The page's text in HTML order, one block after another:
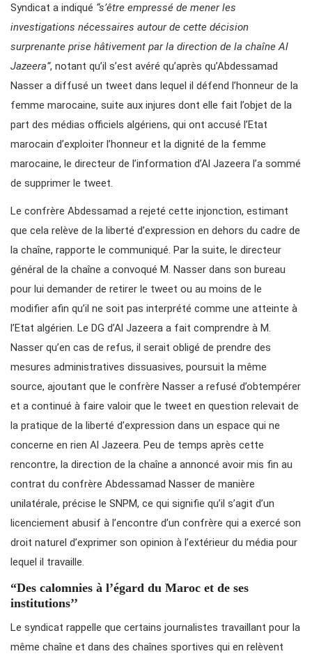
Syndicat a indiqué “s’être empressé de mener les
investigations nécessaires autour de cette décision
surprenante prise hâtivement par la direction de la chaîne Al
Jazeera”, notant qu’il s’est avéré qu’après qu’Abdessamad
Nasser a diffusé un tweet dans lequel il défend l’honneur de la
femme marocaine, suite aux injures dont elle fait l’objet de la
part des médias officiels algériens, qui ont accusé l’Etat
marocain d’exploiter l’honneur et la dignité de la femme
marocaine, le directeur de l’information d’Al Jazeera l’a sommé
de supprimer le tweet.
Le confrère Abdessamad a rejeté cette injonction, estimant
que cela relève de la liberté d’expression en dehors du cadre de
la chaîne, rapporte le communiqué. Par la suite, le directeur
général de la chaîne a convoqué M. Nasser dans son bureau
pour lui demander de retirer le tweet ou au moins de le
modifier afin qu’il ne soit pas interprété comme une atteinte à
l’Etat algérien. Le DG d’Al Jazeera a fait comprendre à M.
Nasser qu’en cas de refus, il serait obligé de prendre des
mesures administratives dissuasives, poursuit la même
source, ajoutant que le confrère Nasser a refusé d’obtempérer
et a continué à faire valoir que le tweet en question relevait de
la pratique de la liberté d’expression dans un espace qui ne
concerne en rien Al Jazeera. Peu de temps après cette
rencontre, la direction de la chaîne a annoncé avoir mis fin au
contrat du confrère Abdessamad Nasser de manière
unilatérale, précise le SNPM, ce qui signifie qu’il s’agit d’un
licenciement abusif à l’encontre d’un confrère qui a exercé son
droit naturel d’exprimer son opinion à l’extérieur du média pour
lequel il travaille.
“Des calomnies à l’égard du Maroc et de ses
institutions’’
Le syndicat rappelle que certains journalistes travaillant pour la
même chaîne et dans des chaînes sportives qui en relèvent